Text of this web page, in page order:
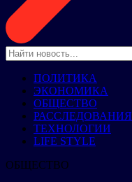
ПОЛИТИКА
ЭКОНОМИКА
ОБЩЕСТВО
РАССЛЕДОВАНИЯ
ТЕХНОЛОГИИ
LIFE STYLE
ОБЩЕСТВО